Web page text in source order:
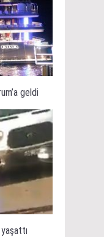
geldi